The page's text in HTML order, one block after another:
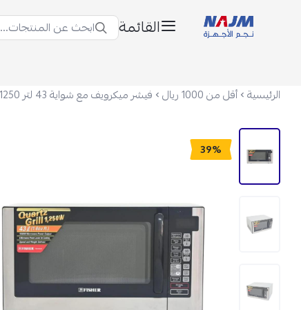
القائمة ابحث عن المنتجات...
الرئيسية أقل من 1000 ريال
39%